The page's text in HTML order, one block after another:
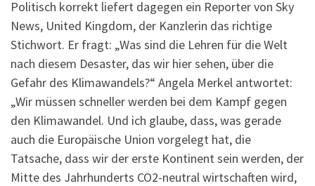
Politisch korrekt liefert dagegen ein Reporter von Sky
News, United Kingdom, der Kanzlerin das richtige
Stichwort. Er fragt: „Was sind die Lehren für die Welt
nach diesem Desaster, das wir hier sehen, über die
Gefahr des Klimawandels?“ Angela Merkel antwortet:
„Wir müssen schneller werden bei dem Kampf gegen
den Klimawandel. Und ich glaube, dass, was gerade
auch die Europäische Union vorgelegt hat, die
Tatsache, dass wir der erste Kontinent sein werden, der
Mitte des Jahrhunderts CO2-neutral wirtschaften wird,